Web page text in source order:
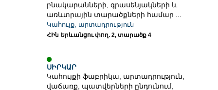
բնակարանների, գրասենյակների և
առևտրային տարածքների համար ...
Կահույք, արտադրություն
ՀԻն Երևանցու փող. 2, տարածք 4
ՍԻՐԿԱՐ
Կահույքի ֆաբրիկա, արտադրություն,
վաճառք, պատվերների ընդունում,